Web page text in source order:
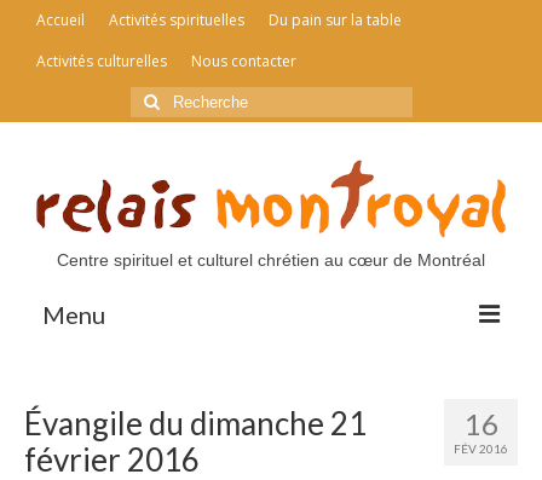
Accueil Activités spirituelles
Du pain sur la table
Activités culturelles
Nous contacter
Rechercher
:
Centre spirituel et culturel chrétien au cœur de Montréal
Menu
Activités spirituelles 16
FÉV 2016
Évangile du dimanche 21
février 2016